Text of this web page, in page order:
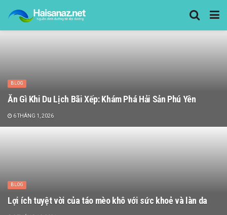
BLOG
Ăn Gì Khi Du Lịch Bãi Xếp: Khám Phá Hải Sản Phú Yên
6 THÁNG 1, 2026
BLOG
Lợi ích tuyệt vời của táo mèo khô với sức khoẻ và làn da